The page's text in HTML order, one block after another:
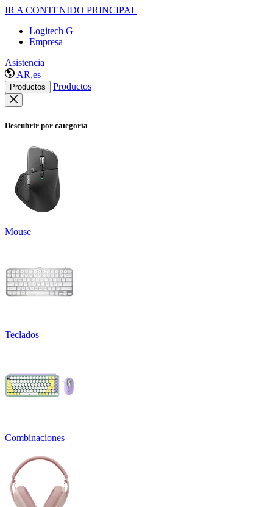
IR A CONTENIDO PRINCIPAL
Logitech G
Empresa
Asistencia
AR,es
Productos Productos
Descubrir por categoría
Mouse
Teclados
Combinaciones